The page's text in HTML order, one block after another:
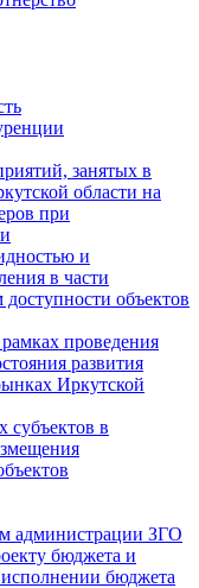
занятых в
области на
при
и
в части
объектов
проведения
развития
Иркутской
субъектов в
администрации ЗГО
бюджета и
исполнении бюджета